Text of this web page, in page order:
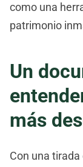
como una
patrimonio
Un
más
Con una tirada